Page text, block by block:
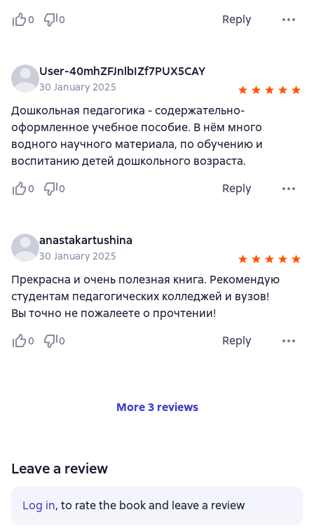
0 0 Reply
User-40mhZFJnlbIZf7PUX5CAY
30 January 2025
Дошкольная педагогика - содержательно-
оформленное учебное пособие. В нём много
водного научного материала, по обучению и
воспитанию детей дошкольного возраста.
0 0 Reply
anastakartushina
30 January 2025
Прекрасна и очень полезная книга. Рекомендую
студентам педагогических колледжей и вузов!
Вы точно не пожалеете о прочтении!
0 0 Reply
More 3 reviews
Leave a review
Log in, to rate the book and leave a review